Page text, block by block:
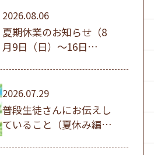
2026.08.06
夏期休業のお知らせ（8
月9日（日）～16日
2026.07.29
普段生徒さんにお伝えし
ていること（夏休み編
①）